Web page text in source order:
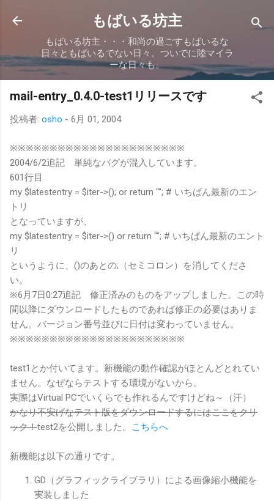
スキップしてメイン コンテンツに移動
もばいる坊主
もばいる坊主・・・和尚の過ごすもばいるな
日々ともばいるでない日々。ついでに陸マイラ
ーな日々も。
mail-entry_0.4.0-test1リリースです
投稿者: osho - 6月 01, 2004
※※※※※※※※※※※※※※※※※※※※※※
2004/6/2追記 単純なバグが混入しています。
601行目
my $latestentry = $iter->(); or return ""; # いちばん最新のエン
トリ
となっていますが、
my $latestentry = $iter->() or return ""; # いちばん最新のエント
リ
というように、()のあとの;（セミコロン）を消してくださ
い。
※6月7日0:27追記 修正済みのものをアップしました。この時
間以降にダウンロードしたものであれば修正の必要はありま
せん。バージョン番号並びに日付は変わっていません。
※※※※※※※※※※※※※※※※※※※※※※
test1とか付いてます。新機能の動作確認がほとんどとれてい
ません。なぜならテストする環境がないから。
実際はVirtual PCでいくらでも作れるんですけどね～（汗）
かなり不安げなテスト版をダウンロードするにはここをクリ
ック！test2を公開しました。 こちらへ
新機能は以下の通りです。
GD（グラフィックライブラリ）による画像縮小機能を
実装しました